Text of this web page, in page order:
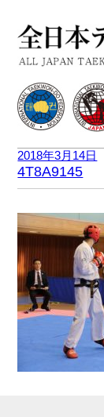
2018年3月14日
4T8A9145